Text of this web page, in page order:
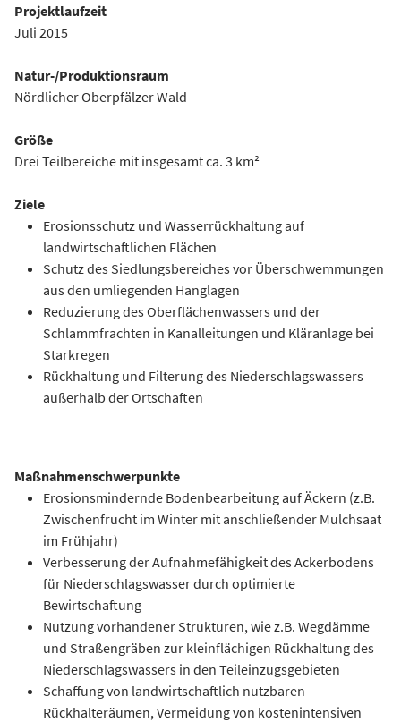
Projektlaufzeit
Juli 2015
Natur-/Produktionsraum
Nördlicher Oberpfälzer Wald
Größe
Drei Teilbereiche mit insgesamt ca. 3 km²
Ziele
Erosionsschutz und Wasserrückhaltung auf
landwirtschaftlichen Flächen
Schutz des Siedlungsbereiches vor Überschwemmungen
aus den umliegenden Hanglagen
Reduzierung des Oberflächenwassers und der
Schlammfrachten in Kanalleitungen und Kläranlage bei
Starkregen
Rückhaltung und Filterung des Niederschlagswassers
außerhalb der Ortschaften
Maßnahmenschwerpunkte
Erosionsmindernde Bodenbearbeitung auf Äckern (z.B.
Zwischenfrucht im Winter mit anschließender Mulchsaat
im Frühjahr)
Verbesserung der Aufnahmefähigkeit des Ackerbodens
für Niederschlagswasser durch optimierte
Bewirtschaftung
Nutzung vorhandener Strukturen, wie z.B. Wegdämme
und Straßengräben zur kleinflächigen Rückhaltung des
Niederschlagswassers in den Teileinzugsgebieten
Schaffung von landwirtschaftlich nutzbaren
Rückhalteräumen, Vermeidung von kostenintensiven